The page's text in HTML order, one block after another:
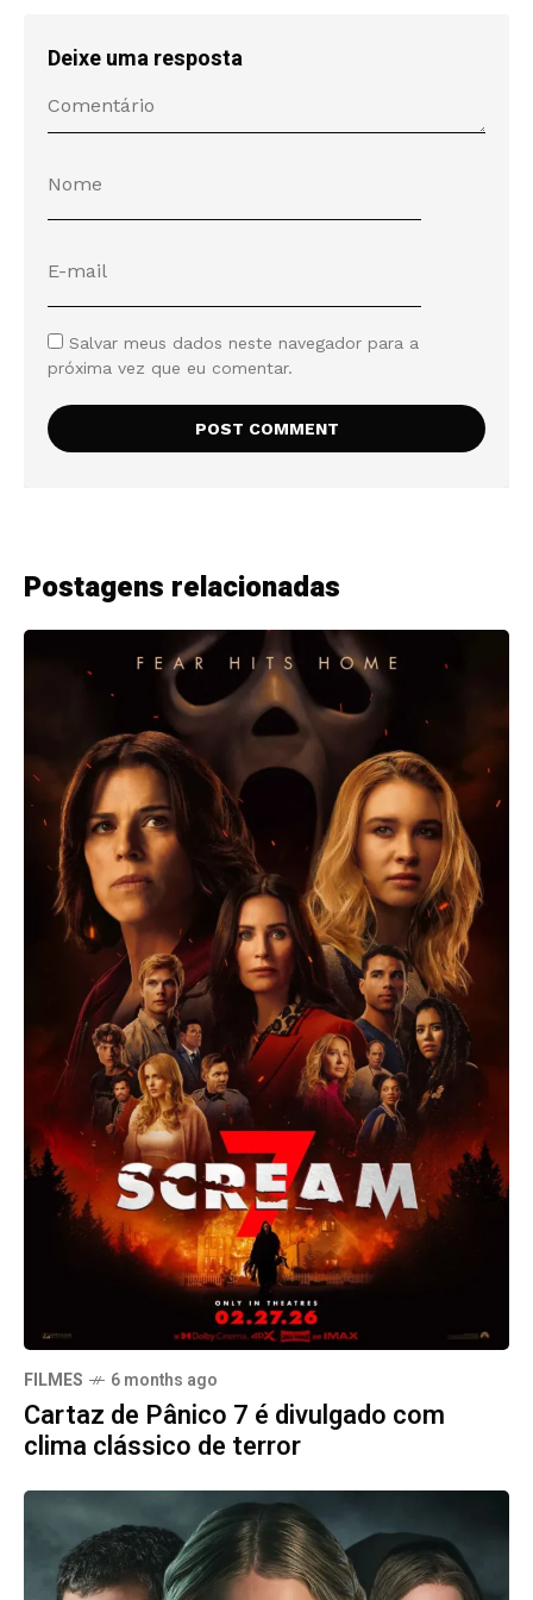
Deixe uma resposta
Salvar meus dados neste navegador para a
próxima vez que eu comentar.
Postagens relacionadas
FILMES 6 months ago
Cartaz de Pânico 7 é divulgado com
clima clássico de terror